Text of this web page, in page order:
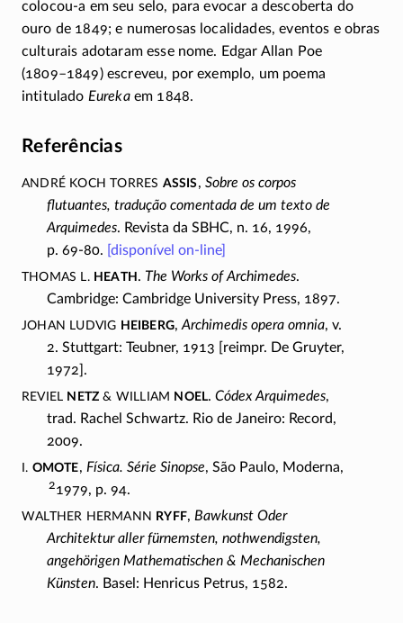
colocou-a em seu selo, para evocar a descoberta do
ouro de 1849; e numerosas localidades, eventos e obras
culturais adotaram esse nome. Edgar Allan Poe
(1809–1849)escreveu, por exemplo, um poema
intitulado Eurekaem 1848.
Referências
André Koch Torres Assis, Sobre os corpos
flutuantes, tradução comentada de um texto de
Arquimedes. Revista da SBHC, n. 16, 1996,
p. 69-80. [disponível on-line]
Thomas L. Heath. The Works of Archimedes.
Cambridge: Cambridge University Press, 1897.
Johan Ludvig Heiberg,Archimedis opera omnia, v.
2. Stuttgart: Teubner, 1913 [reimpr. De Gruyter,
1972].
Reviel Netz & William Noel.Códex Arquimedes,
trad. Rachel Schwartz. Rio de Janeiro: Record,
2009.
I. Omote, Física. Série Sinopse, São Paulo, Moderna,
21979, p. 94.
Walther Hermann Ryff, Bawkunst Oder
Architektur aller fürnemsten, nothwendigsten,
angehörigen Mathematischen & Mechanischen
Künsten. Basel: Henricus Petrus, 1582.